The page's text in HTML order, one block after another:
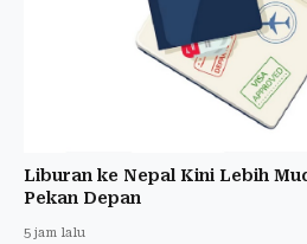
Liburan ke Nepal Kini Lebih
Pekan Depan
5 jam lalu